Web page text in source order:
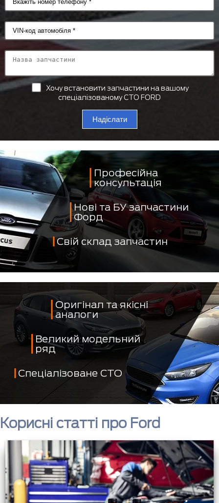
Хочу встановити запчастини на вашому
спеціалізованому СТО FORD
Надіслати
Професійна
консультація
Нові та БУ запчастини
Форд
Свій склад запчастин
Оригінал та якісні
аналоги
Великий модельний
ряд
Спеціалізоване СТО
Корисні статті про Ford